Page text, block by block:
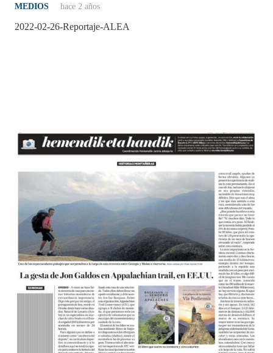
MEDIOS hace 2 años
2022-02-26-Reportaje-ALEA